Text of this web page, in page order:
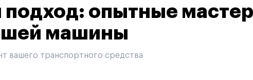
опытные
машины
вашего транспортного средства